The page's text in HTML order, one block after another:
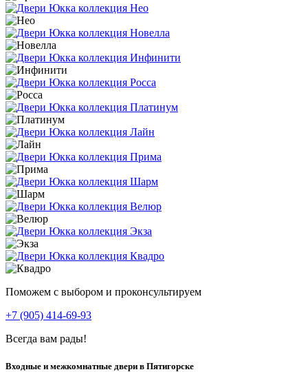
Поможем с выбором и проконсультируем
+7 (905) 414-69-93
Всегда вам рады!
Входные и межкомнатные двери в Пятигорске